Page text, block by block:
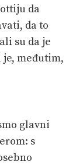
da
da to
su da je
međutim,
glavni
s